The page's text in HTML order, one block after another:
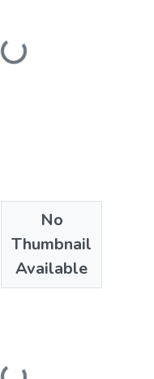
Loading...
No
Thumbnail
Available